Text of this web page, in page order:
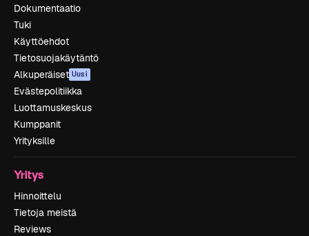
Dokumentaatio
Tuki
Käyttöehdot
Tietosuojakäytäntö
Alkuperäiset Uusi
Evästepolitiikka
Luottamuskeskus
Kumppanit
Yrityksille
Yritys
Hinnoittelu
Tietoja meistä
Reviews